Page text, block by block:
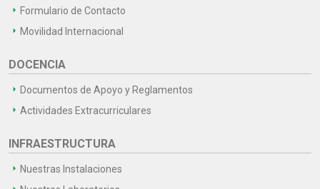
Formulario de Contacto
Movilidad Internacional
DOCENCIA
Documentos de Apoyo y Reglamentos
Actividades Extracurriculares
INFRAESTRUCTURA
Nuestras Instalaciones